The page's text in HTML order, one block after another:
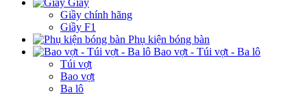
Giầy chính hãng
Giầy F1
Phụ kiện bóng bàn
Bao vợt - Túi vợt - Ba lô
Túi vợt
Bao vợt
Ba lô